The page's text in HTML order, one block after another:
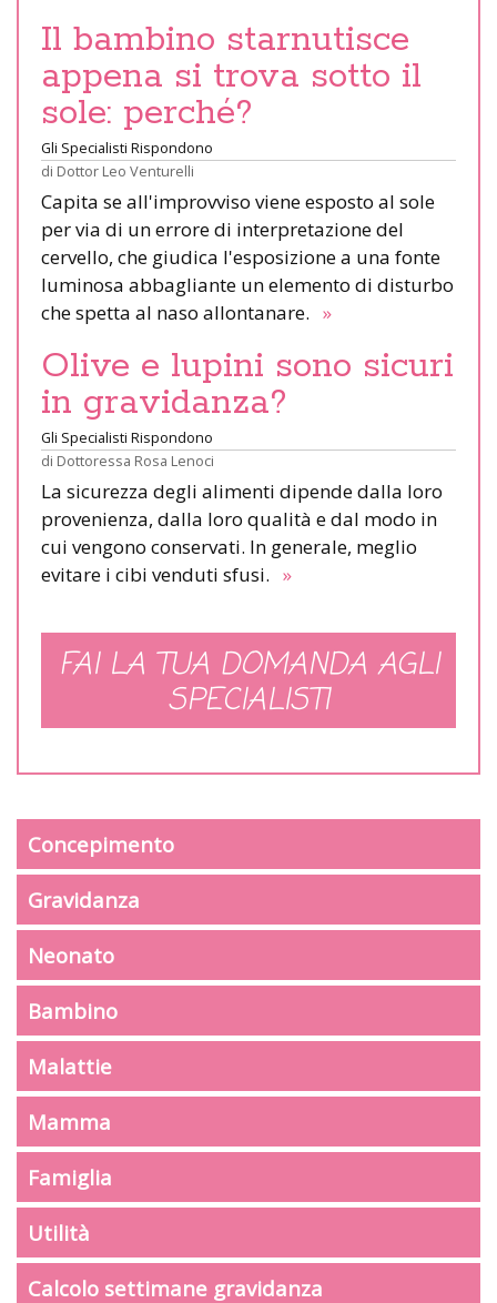
Il bambino starnutisce
appena si trova sotto il
sole: perché?
Gli Specialisti Rispondono
di Dottor Leo Venturelli
Capita se all'improvviso viene esposto al sole
per via di un errore di interpretazione del
cervello, che giudica l'esposizione a una fonte
luminosa abbagliante un elemento di disturbo
che spetta al naso allontanare. »
Olive e lupini sono sicuri
in gravidanza?
Gli Specialisti Rispondono
di Dottoressa Rosa Lenoci
La sicurezza degli alimenti dipende dalla loro
provenienza, dalla loro qualità e dal modo in
cui vengono conservati. In generale, meglio
evitare i cibi venduti sfusi. »
FAI LA TUA DOMANDA AGLI
SPECIALISTI
Concepimento
Gravidanza
Neonato
Bambino
Malattie
Mamma
Famiglia
Utilità
Calcolo settimane gravidanza